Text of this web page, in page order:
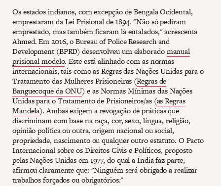
Os estados indianos, com excepção de Bengala Ocidental,
emprestaram da Lei Prisional de 1894. "Não só pediram
emprestado, mas também ficaram lá entalados," acrescenta
Ahmed. Em 2016, o Bureau of Police Research and
Development (BPRD) desenvolveu um elaboradomanual
prisional modelo. Este está alinhado com as normas
internacionais, tais como as Regras das Nações Unidas para o
Tratamento das Mulheres Prisioneiras (Regras de
Banguecoque da ONU) e as Normas Mínimas das Nações
Unidas para o Tratamento de Prisioneiros/as (as Regras
Mandela). Ambas exigem a revogação de práticas que
discriminam com base na raça, cor, sexo, língua, religião,
opinião política ou outra, origem nacional ou social,
propriedade, nascimento ou qualquer outro estatuto. O Pacto
Internacional sobre os Direitos Civis e Políticos, proposto
pelas Nações Unidas em 1977, do qual a Índia faz parte,
afirmou claramente que: "Ninguém será obrigado a realizar
trabalhos forçados ou obrigatórios."